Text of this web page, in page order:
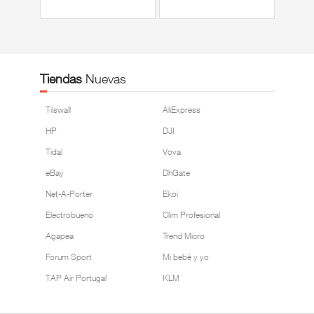
TiendasNuevas
Tilswall
AliExpress
HP
DJI
Tidal
Vova
eBay
DhGate
Net-A-Porter
Ekoi
Electrobueno
Clim Profesional
Agapea
Trend Micro
Forum Sport
Mi bebé y yo
TAP Air Portugal
KLM